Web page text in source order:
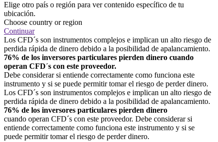
Elige otro país o región para ver contenido específico de tu
ubicación.
Choose country or region
Continuar
Los CFD´s son instrumentos complejos e implican un alto riesgo de
perdida rápida de dinero debido a la posibilidad de apalancamiento.
76% de los inversores particulares pierden dinero cuando
operan CFD´s con este proveedor.
Debe considerar si entiende correctamente como funciona este
instrumento y si se puede permitir tomar el riesgo de perder dinero.
Los CFD´s son instrumentos complejos e implican un alto riesgo de
perdida rápida de dinero debido a la posibilidad de apalancamiento.
76% de los inversores particulares pierden dinero
cuando operan CFD´s con este proveedor. Debe considerar si
entiende correctamente como funciona este instrumento y si se
puede permitir tomar el riesgo de perder dinero.